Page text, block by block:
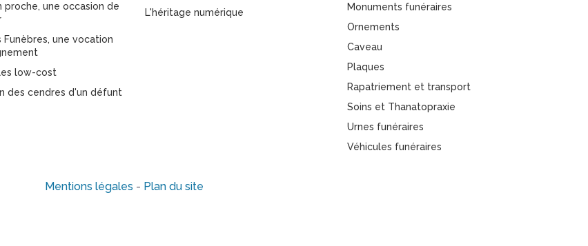
proche, une occasion de
Funèbres, une vocation
low-cost
des cendres d'un défunt
L'héritage numérique
Monuments funéraires
Ornements
Caveau
Plaques
Rapatriement et transport
Soins et Thanatopraxie
Urnes funéraires
Véhicules funéraires
Mentions légales - Plan du site